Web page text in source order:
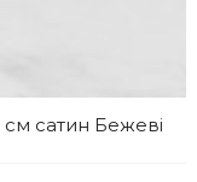
сатин Бежеві